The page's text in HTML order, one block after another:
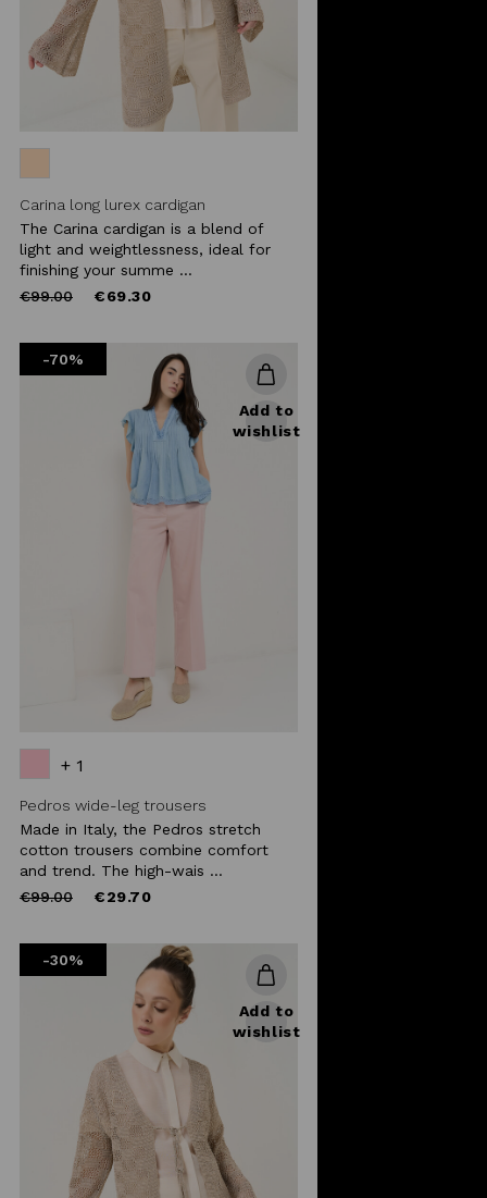
Carina long lurex cardigan
The Carina cardigan is a blend of
light and weightlessness, ideal for
finishing your summe ...
Price
€99.00to €69.30
-70%
Add to
wishlist
+ 1
Pedros wide-leg trousers
Made in Italy, the Pedros stretch
cotton trousers combine comfort
and trend. The high-wais ...
Price
€99.00to €29.70
-30%
Add to
wishlist